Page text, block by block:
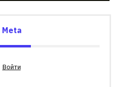
Meta
Войти